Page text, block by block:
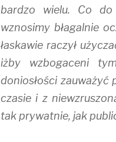
bardzo wielu. Co
wznosimy błagalnie
łaskawie raczył
iżby wzbogaceni
doniosłości
czasie i z
tak prywatnie, jak